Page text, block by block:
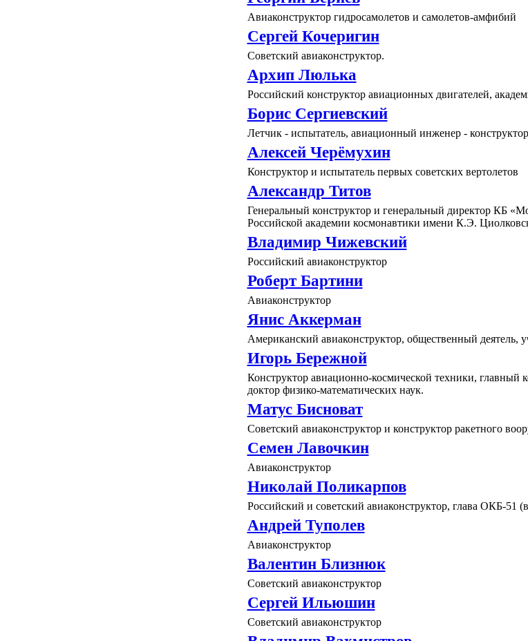
Авиаконструктор гидросамолетов и самолетов-амфибий
Сергей Кочеригин
Советский авиаконструктор.
Архип Люлька
Российский конструктор авиационных двигателей,
Борис Сергиевский
Летчик - испытатель, авиационный инженер -
Алексей Черёмухин
Конструктор и испытатель первых советских вертолетов
Александр Титов
Генеральный конструктор и генеральный директор КБ
Российской академии космонавтики имени К.Э.
Владимир Чижевский
Российский авиаконструктор
Роберт Бартини
Авиаконструктор
Янис Аккерман
Американский авиаконструктор, общественный деятель,
Игорь Бережной
Конструктор авиационно-космической техники, главный
доктор физико-математических наук.
Матус Бисноват
Советский авиаконструктор и конструктор ракетного
Семен Лавочкин
Авиаконструктор
Николай Поликарпов
Российский и советский авиаконструктор, глава ОКБ-
Андрей Туполев
Авиаконструктор
Валентин Близнюк
Советский авиаконструктор
Сергей Ильюшин
Советский авиаконструктор